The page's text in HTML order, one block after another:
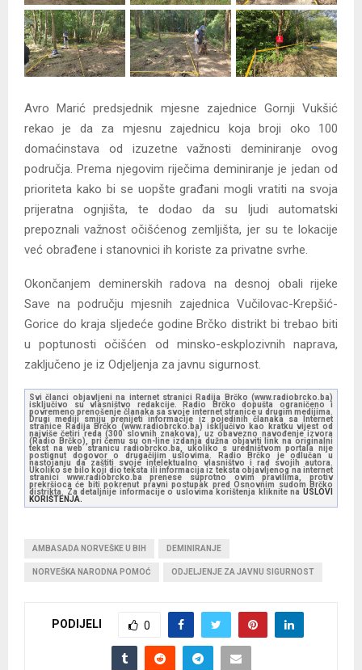
Avro Marić predsjednik mjesne zajednice Gornji Vukšić
rekao je da za mjesnu zajednicu koja broji oko 100
domaćinstava od izuzetne važnosti deminiranje ovog
područja. Prema njegovim riječima deminiranje je jedan od
prioriteta kako bi se uopšte građani mogli vratiti na svoja
prijeratna ognjišta, te dodao da su ljudi automatski
prepoznali važnost očišćenog zemljišta, jer su te lokacije
već obrađene i stanovnici ih koriste za privatne svrhe.
Okončanjem deminerskih radova na desnoj obali rijeke
Save na području mjesnih zajednica Vučilovac-Krepšić-
Gorice do kraja sljedeće godine Brčko distrikt bi trebao biti
u poptunosti očišćen od minsko-eskplozivnih naprava,
zaključeno je iz Odjeljenja za javnu sigurnost.
Svi članci objavljeni na internet stranici Radija Brčko (www.radiobrcko.ba)
isključivo su vlasništvo redakcije. Radio Brčko dopušta ograničeno i
povremeno prenošenje članaka sa svoje internet stranice u drugim medijima.
Drugi mediji smiju prenijeti informacije iz pojedinih članaka sa Internet
stranice Radija Brčko (www.radiobrcko.ba) isključivo kao kratku vijest od
najviše četiri reda (300 slovnih znakova), uz obavezno navođenje izvora
(Radio Brčko), pri čemu su on-line izdanja dužna objaviti link na originalni
tekst na web stranicu radiobrcko.ba, ukoliko s uredništvom portala nije
postignut dogovor o drugačijim uslovima. Radio Brčko je odlučan u
nastojanju da zaštiti svoje intelektualno vlasništvo i rad svojih autora.
Ukoliko se bilo koji dio teksta ili informacija iz teksta objavljenog na internet
stranici www.radiobrcko.ba prenese suprotno ovim pravilima, protiv
prekršioca će biti pokrenut pravni postupak pred Osnovnim sudom Brčko
distrikta. Za detaljnije informacije o uslovima korištenja kliknite na USLOVI
KORIŠTENJA.
AMBASADA NORVEŠKE U BIH DEMINIRANJE
NORVEŠKA NARODNA POMOĆ ODJELJENJE ZA JAVNU SIGURNOST
PODIJELI 0